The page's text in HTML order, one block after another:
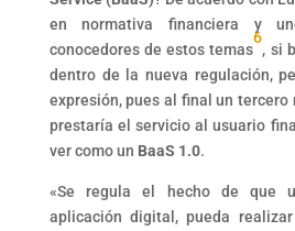
en normativa financiera y
conocedores de estos temas
6
, si
dentro de la nueva regulación,
expresión, pues al final un tercero
prestaría el servicio al usuario
ver como un BaaS 1.0.
«Se regula el hecho de que
aplicación digital, pueda